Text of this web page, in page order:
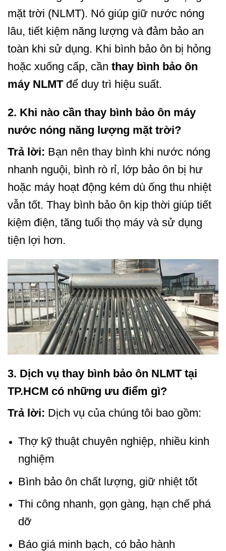
mặt trời (NLMT). Nó giúp giữ nước nóng
lâu, tiết kiệm năng lượng và đảm bảo an
toàn khi sử dụng. Khi bình bảo ôn bị hỏng
hoặc xuống cấp, cần thay bình bảo ôn
máy NLMTđể duy trì hiệu suất.
2. Khi nào cần thay bình bảo ôn máy
nước nóng năng lượng mặt trời?
Trả lời: Bạn nên thay bình khi nước nóng
nhanh nguội, bình rò rỉ, lớp bảo ôn bị hư
hoặc máy hoạt động kém dù ống thu nhiệt
vẫn tốt. Thay bình bảo ôn kịp thời giúp tiết
kiệm điện, tăng tuổi thọ máy và sử dụng
tiện lợi hơn.
3. Dịch vụ thay bình bảo ôn NLMT tại
TP.HCM có những ưu điểm gì?
Trả lời: Dịch vụ của chúng tôi bao gồm:
Thợ kỹ thuật chuyên nghiệp, nhiều kinh
nghiệm
Bình bảo ôn chất lượng, giữ nhiệt tốt
Thi công nhanh, gọn gàng, hạn chế phá
dỡ
Báo giá minh bạch, có bảo hành